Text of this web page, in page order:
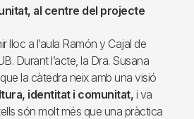
al centre del projecte
lloc a l’aula Ramón y Cajal de
Durant l’acte, la Dra. Susana
la càtedra neix amb una visió
identitat i comunitat, i va
són molt més que una pràctica